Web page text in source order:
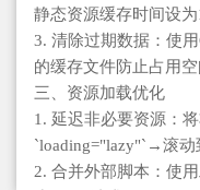
静态资源缓存时间设为
3. 清除过期数据：使
的缓存文件防止占用空
三、资源加载优化
1. 延迟非必要资源：
`loading="lazy"`→滚动
2. 合并外部脚本：使